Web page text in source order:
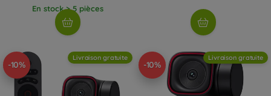
En stock > 5 pièces
-10%
Livraison gratuite
-10%
Livraison gratuite